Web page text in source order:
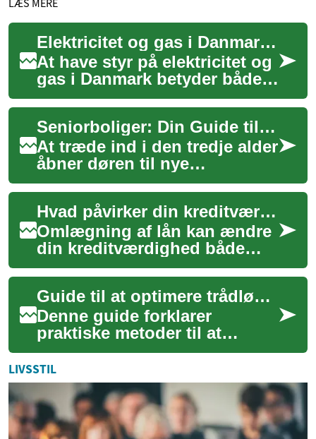
Elektricitet og gas i Danmark: hvad husstande bør vide
At have styr på elektricitet og
gas i Danmark betyder både
at forstå, hvordan energi
produceres, hvordan nettene
fung...
Seniorboliger: Din Guide til Trygge og Aktive Retirement Villages i Danmark
At træde ind i den tredje alder
åbner døren til nye
muligheder for bolig og
livsstil. Retirement Villages,
eller seni...
Hvad påvirker din kreditværdighed ved omlægning af lån
Omlægning af lån kan ændre
din kreditværdighed både
positivt og negativt. Denne
artikel forklarer centrale
faktorer s...
Guide til at optimere trådløs dækning i din bolig
Denne guide forklarer
praktiske metoder til at
forbedre trådløs dækning i
hjemmet med fokus på
hardware, netværksinds...
LIVSSTIL